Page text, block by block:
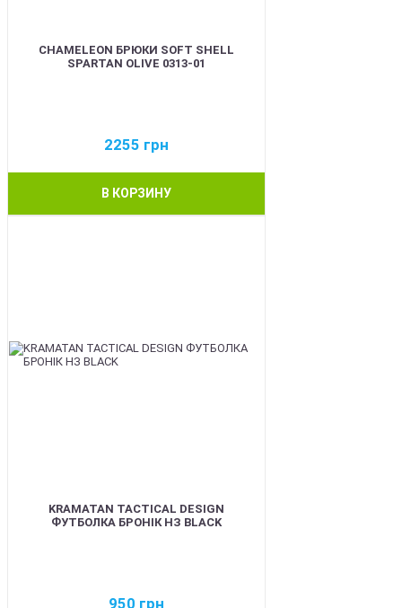
CHAMELEON БРЮКИ SOFT SHELL
SPARTAN OLIVE 0313-01
2255 грн
В КОРЗИНУ
KRAMATAN TACTICAL DESIGN
ФУТБОЛКА БРОНІК НЗ BLACK
950 грн